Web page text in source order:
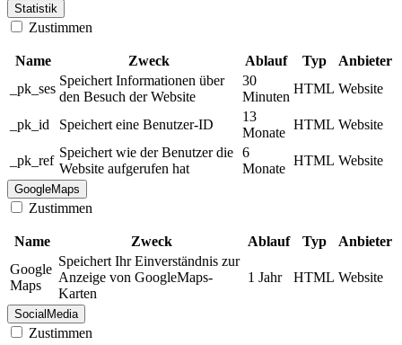
Statistik
Zustimmen
Name Zweck Ablauf Typ
Anbieter
_pk_ses
Speichert Informationen über
den Besuch der Website
30
Minuten
HTML Website
_pk_id Speichert eine Benutzer-ID
13
Monate
HTML Website
_pk_ref
Speichert wie der Benutzer die
Website aufgerufen hat
6
Monate
HTML Website
GoogleMaps
Zustimmen
Name Zweck Ablauf Typ
Anbieter
Google
Maps
Speichert Ihr Einverständnis zur
Anzeige von GoogleMaps-
Karten
1 Jahr HTML Website
SocialMedia
Zustimmen